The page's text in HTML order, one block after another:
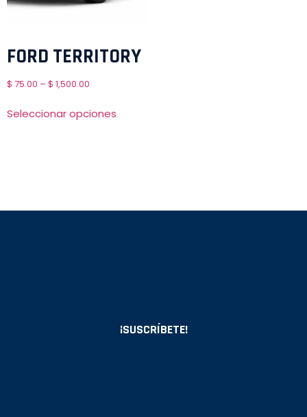
FORD TERRITORY
$ 75.00 – $ 1,500.00
Seleccionar opciones
¡SUSCRÍBETE!